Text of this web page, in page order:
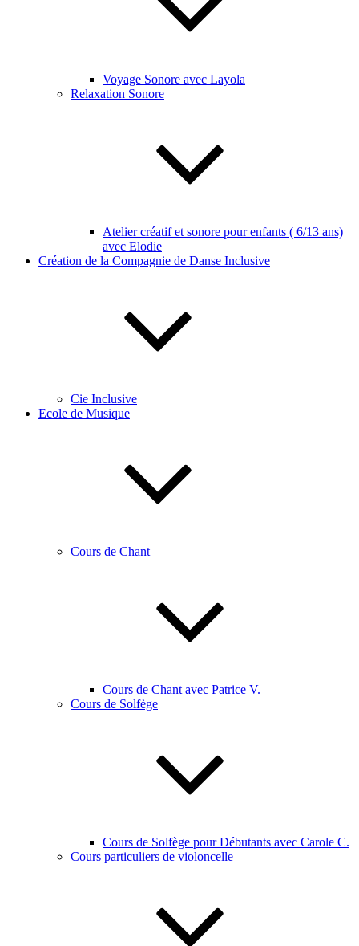
Voyage Sonore avec Layola
Relaxation Sonore
Atelier créatif et sonore pour enfants ( 6/13 ans)
avec Elodie
Création de la Compagnie de Danse Inclusive
Cie Inclusive
Ecole de Musique
Cours de Chant
Cours de Chant avec Patrice V.
Cours de Solfège
Cours de Solfège pour Débutants avec Carole C.
Cours particuliers de violoncelle